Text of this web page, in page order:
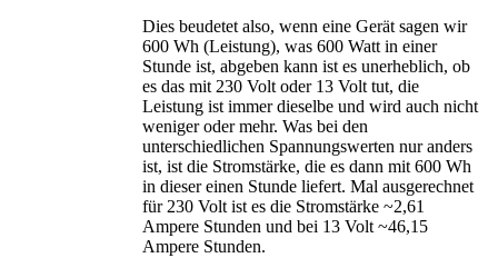
Dies beudetet also, wenn eine Gerät sagen wir
600 Wh (Leistung), was 600 Watt in einer
Stunde ist, abgeben kann ist es unerheblich, ob
es das mit 230 Volt oder 13 Volt tut, die
Leistung ist immer dieselbe und wird auch nicht
weniger oder mehr. Was bei den
unterschiedlichen Spannungswerten nur anders
ist, ist die Stromstärke, die es dann mit 600 Wh
in dieser einen Stunde liefert. Mal ausgerechnet
für 230 Volt ist es die Stromstärke ~2,61
Ampere Stunden und bei 13 Volt ~46,15
Ampere Stunden.